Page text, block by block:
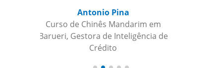
objetivo de aprender
espanhol.””
Linda Hampton